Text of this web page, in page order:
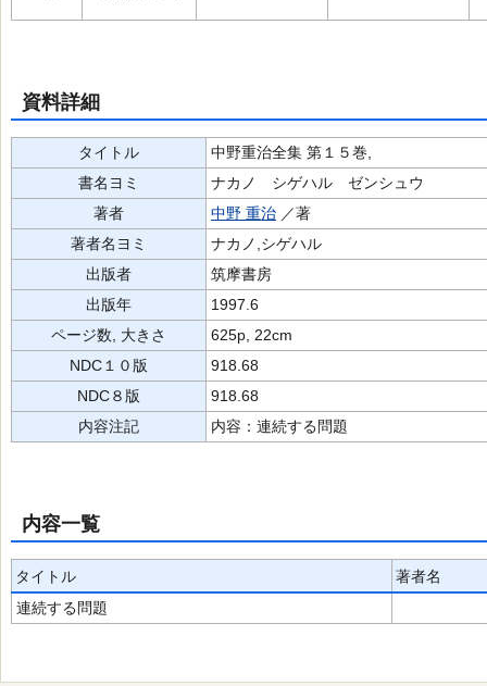
資料詳細
タイトル
中野重治全集 第１５巻,
書名ヨミ
ナカノ シゲハル ゼンシュウ
著者
中野 重治 ／著
著者名ヨミ
ナカノ,シゲハル
出版者
筑摩書房
出版年
1997.6
ページ数, 大きさ
625p, 22cm
NDC１０版
918.68
NDC８版
918.68
内容注記
内容：連続する問題
内容一覧
タイトル
著者名
連続する問題